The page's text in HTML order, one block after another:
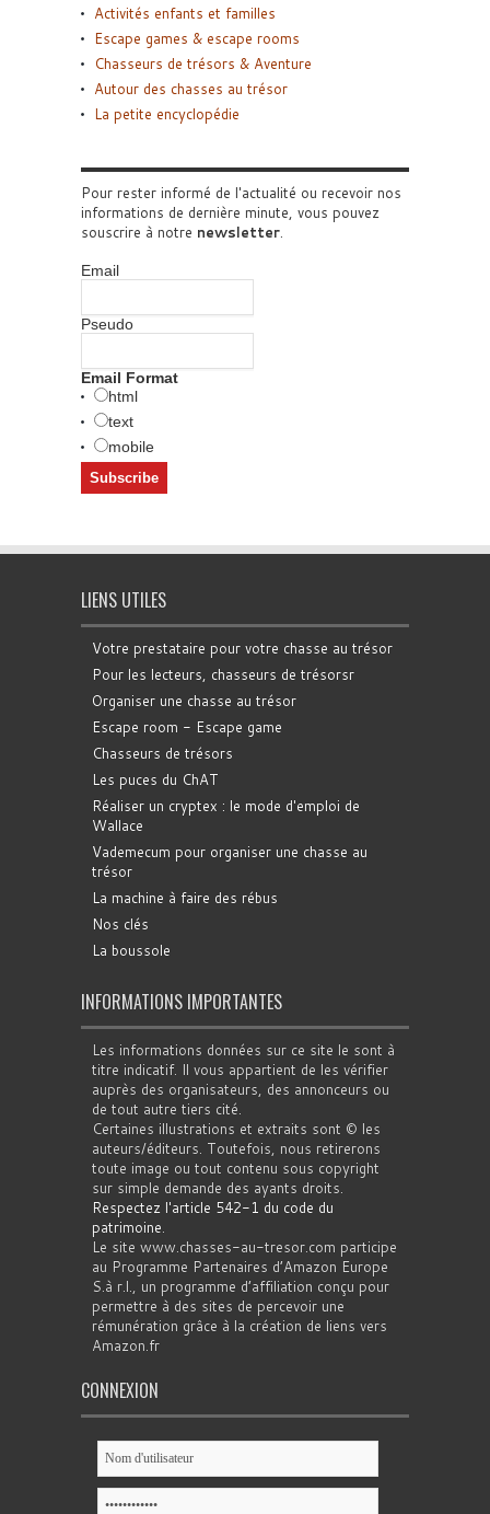
Activités enfants et familles
Escape games & escape rooms
Chasseurs de trésors & Aventure
Autour des chasses au trésor
La petite encyclopédie
Pour rester informé de l'actualité ou recevoir nos
informations de dernière minute, vous pouvez
souscrire à notre newsletter.
Email
Pseudo
Email Format
html
text
mobile
LIENS UTILES
Votre prestataire pour votre chasse au trésor
Pour les lecteurs, chasseurs de trésorsr
Organiser une chasse au trésor
Escape room - Escape game
Chasseurs de trésors
Les puces du ChAT
Réaliser un cryptex : le mode d'emploi de
Wallace
Vademecum pour organiser une chasse au
trésor
La machine à faire des rébus
Nos clés
La boussole
INFORMATIONS IMPORTANTES
Les informations données sur ce site le sont à
titre indicatif. Il vous appartient de les vérifier
auprès des organisateurs, des annonceurs ou
de tout autre tiers cité.
Certaines illustrations et extraits sont © les
auteurs/éditeurs. Toutefois, nous retirerons
toute image ou tout contenu sous copyright
sur simple demande des ayants droits.
Respectez l'article 542-1 du code du
patrimoine.
Le site www.chasses-au-tresor.com participe
au Programme Partenaires d’Amazon Europe
S.à r.l., un programme d’affiliation conçu pour
permettre à des sites de percevoir une
rémunération grâce à la création de liens vers
Amazon.fr
CONNEXION